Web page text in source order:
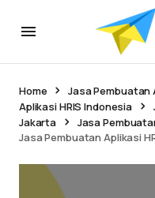
Home Jasa Pembuatan
Aplikasi HRIS Indonesia
Jakarta
Jasa
Jasa Pembuatan Aplikasi